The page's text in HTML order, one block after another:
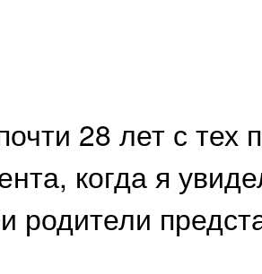
28 лет с тех
когда я
родители